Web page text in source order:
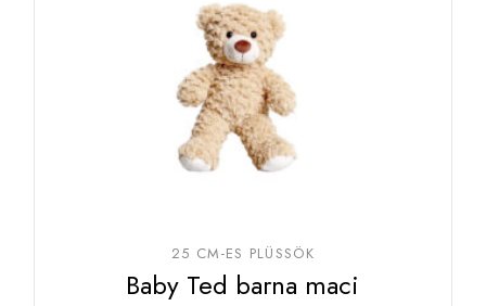
25 CM-ES PLÜSSÖK
Baby Ted barna maci